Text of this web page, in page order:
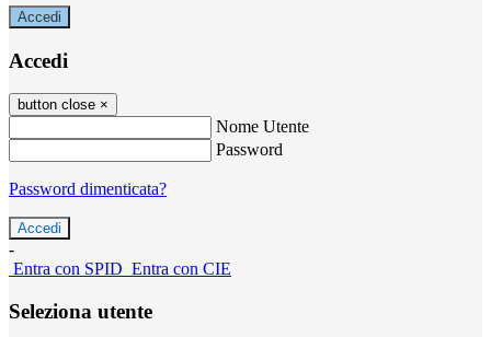
Accedi
Accedi
button close ×
Nome Utente
Password
Password dimenticata?
-
Entra con SPID Entra con CIE
Seleziona utente